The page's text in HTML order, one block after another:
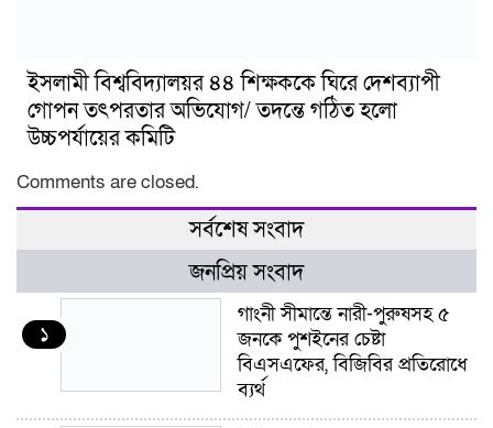
ইসলামী বিশ্ববিদ্যালয়র ৪৪ শিক্ষককে ঘিরে দেশব্যাপী
গোপন তৎপরতার অভিযোগ/ তদন্তে গঠিত হলো
উচ্চপর্যায়ের কমিটি
Comments are closed.
সর্বশেষ সংবাদ
জনপ্রিয় সংবাদ
১
গাংনী সীমান্তে নারী-পুরুষসহ ৫
জনকে পুশইনের চেষ্টা
বিএসএফের, বিজিবির প্রতিরোধে
ব্যর্থ